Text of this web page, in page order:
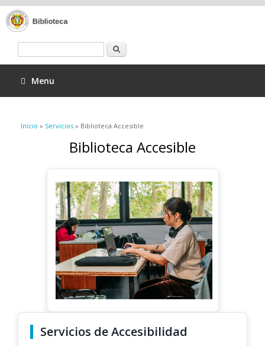
Menu
Se encuentra usted aquí
Inicio » Servicios » Biblioteca Accesible
Biblioteca Accesible
Servicios de Accesibilidad